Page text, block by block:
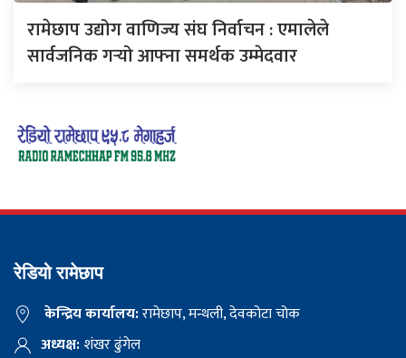
रामेछाप उद्योग वाणिज्य संघ निर्वाचन : एमालेले
सार्वजनिक गर्‍यो आफ्ना समर्थक उम्मेदवार
रेडियो रामेछाप
केन्द्रिय कार्यालय:रामेछाप, मन्थली, देवकोटा चोक
अध्यक्ष:शंखर ढुंगेल